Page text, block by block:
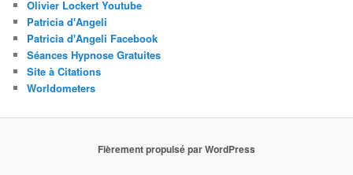
Olivier Lockert Youtube
Patricia d'Angeli
Patricia d'Angeli Facebook
Séances Hypnose Gratuites
Site à Citations
Worldometers
Fièrement propulsé par WordPress